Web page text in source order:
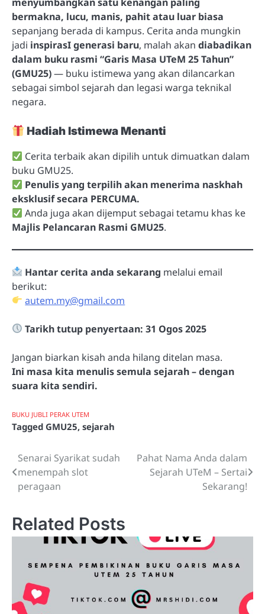
bermakna, lucu, manis, pahit atau luar biasa
sepanjang berada di kampus. Cerita anda mungkin
jadi inspirasI generasi baru, malah akan diabadikan
dalam buku rasmi “Garis Masa UTeM 25 Tahun”
(GMU25)— buku istimewa yang akan dilancarkan
sebagai simbol sejarah dan legasi warga teknikal
negara.
Hadiah Istimewa Menanti
Cerita terbaik akan dipilih untuk dimuatkan dalam
buku GMU25.
Penulis yang terpilih akan menerima naskhah
eksklusif secara PERCUMA.
Anda juga akan dijemput sebagai tetamu khas ke
Majlis Pelancaran Rasmi GMU25.
Hantar cerita anda sekarang melalui email
berikut:
autem.my@gmail.com
Tarikh tutup penyertaan: 31 Ogos 2025
Jangan biarkan kisah anda hilang ditelan masa.
Ini masa kita menulis semula sejarah – dengan
suara kita sendiri.
BUKU JUBLI PERAK UTEM
Tagged GMU25, sejarah
Post
navigation
Senarai Syarikat sudah
menempah slot
peragaan
Pahat Nama Anda dalam
Sejarah UTeM – Sertai
Sekarang!
Related Posts